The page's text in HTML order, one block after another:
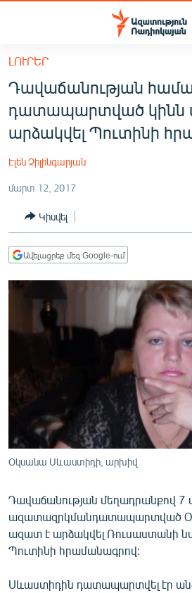
Մատչելիության
հիմնական
բովանդակությանը
հիմնական
մենյուին
ՀԱՅԱՍՏԱՆ
ՔԱՂԱՔԱԿԱՆ
ՏՆՏԵՍՈՒԹՅՈՒՆ
ՂԱՐԱԲԱՂ
ՏԱՐԱԾԱՇՐՋԱՆ
ՄԻՋԱԶԳԱՅԻՆ
ՍՊՈՐՏ
ՄԵԿՆԱԲԱՆՈՒԹՅՈՒՆ
ՏՏ ԵՒ ԻՆՏԵՐՆԵՏ
ՏԵՍԱՆՅՈՒԹԵՐ
ԲԱՆԱՎԵՃ
ՁԳՏԵԼՈՎ ԼԱՎԱԳՈՒՅՆԻՆ
ՓՈԴՔԱՍԹ
ԼՈՒՐԵՐ
Դավաճանության
դատապարտված կինն
արձակվել Պուտինի
Էլեն Չիլինգարյան
մարտ 12, 2017
Կիսվել
Ավելացրեք մեզ Google-ում
Օկսանա Սևաստիդի, արխիվ
Դավաճանության մեղադրանքով
ազատազրկմանդատապարտված
ազատ է արձակվել Ռուսաստանի
Պուտինի հրամանագրով:
Սևաստիդին դատապարտվել էր